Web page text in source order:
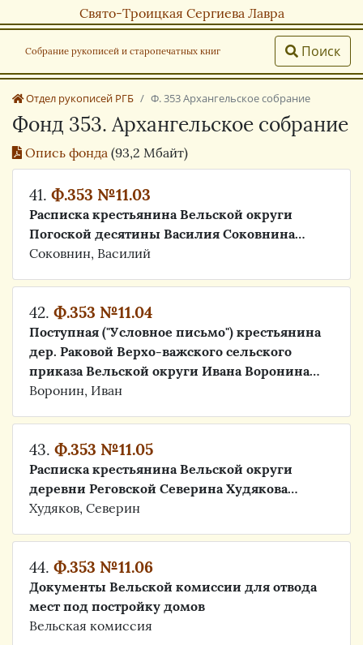
Свято-Троицкая Сергиева Лавра
Собрание рукописей и старопечатных книг Поиск
Отдел рукописей РГБ Ф. 353 Архангельское собрание
Фонд 353. Архангельское собрание
Опись фонда (93,2 Мбайт)
41. Ф.353 №11.03
Расписка крестьянина Вельской округи
Погоской десятины Василия Соковнина…
Соковнин, Василий
42. Ф.353 №11.04
Поступная ("Условное письмо") крестьянина
дер. Раковой Верхо-важского сельского
приказа Вельской округи Ивана Воронина…
Воронин, Иван
43. Ф.353 №11.05
Расписка крестьянина Вельской округи
деревни Реговской Северина Худякова…
Худяков, Северин
44. Ф.353 №11.06
Документы Вельской комиссии для отвода
мест под постройку домов
Вельская комиссия